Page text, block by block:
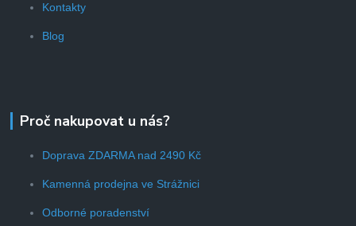
Kontakty
Blog
Proč nakupovat u nás?
Doprava ZDARMA nad 2490 Kč
Kamenná prodejna ve Strážnici
Odborné poradenství